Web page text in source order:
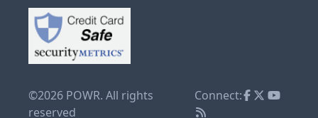
©2026 POWR. All rights
reserved
Connect: